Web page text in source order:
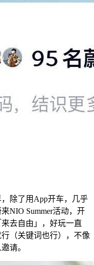
除了用App开车，几乎
NIO Summer活动，开
去自由」，好玩一直
（关键词也行），不像
请。